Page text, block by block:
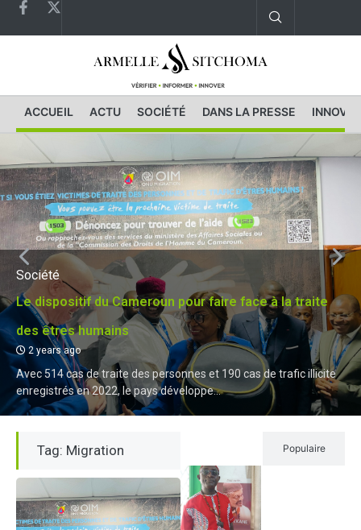
ACCUEIL ACTU SOCIÉTÉ DANS LA PRESSE
Société
Le dispositif du Cameroun pour faire face à la traite
des êtres humains
2 years ago
Avec 514 cas de traite des personnes et 190 cas de trafic illicite
enregistrés en 2022, le pays développe...
Tag: Migration Populaire